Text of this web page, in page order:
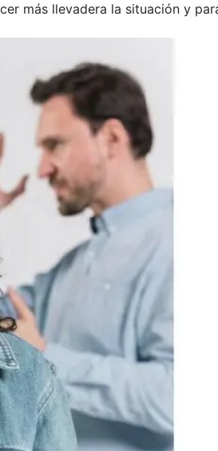
más llevadera la situación y